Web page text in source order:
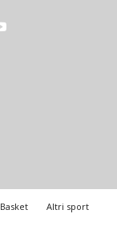
Basket
Altri sport